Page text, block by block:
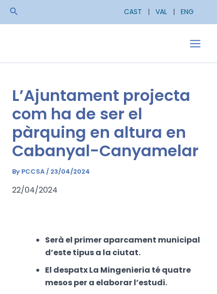
SkipSearch CAST | VAL | ENG
Main
L’Ajuntament projecta
com ha de ser el
pàrquing en altura en
Cabanyal-Canyamelar
By PCCSA/ 23/04/2024
22/04/2024
Serà el primer aparcament municipal
d’este tipus a la ciutat.
El despatx La Mingenieria té quatre
mesos per a elaborar l’estudi.